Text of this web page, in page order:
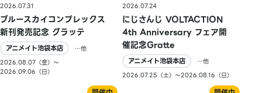
2026.07.31
ブルースカイコンプレックス
新刊発売記念 グラッテ
アニメイト池袋本店
…他
2026.08.07（金）〜
2026.09.06（日）
2026.07.24
にじさんじ VOLTACTION
4th Anniversary フェア開
催記念Gratte
アニメイト池袋本店
…他
2026.07.25（土）〜2026.08.16（日）